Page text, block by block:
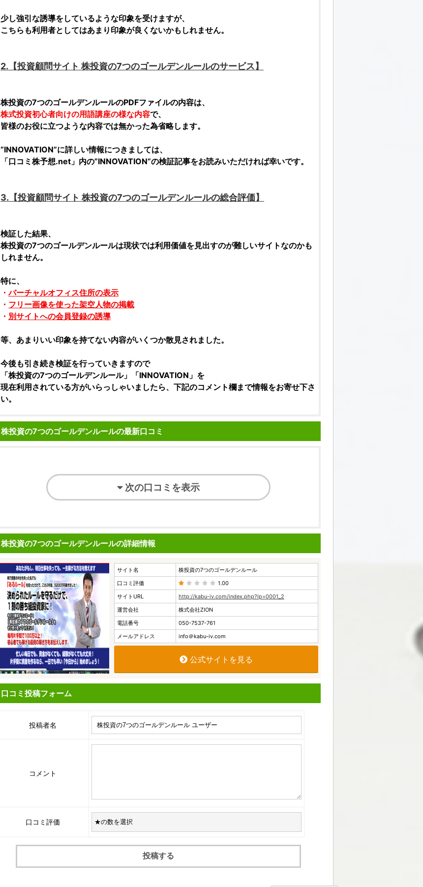
少し強引な誘導をしているような印象を受けますが、
こちらも利用者としてはあまり印象が良くないかもしれません。
2.【投資顧問サイト 株投資の7つのゴールデンルールのサービス】
株投資の7つのゴールデンルールのPDFファイルの内容は、
株式投資初心者向けの用語講座の様な内容で、
皆様のお役に立つような内容では無かった為省略します。
”INNOVATION”に詳しい情報につきましては、
「口コミ株予想.net 」内の”INNOVATION”の検証記事をお読みいただければ幸いです。
3.【投資顧問サイト 株投資の7つのゴールデンルールの総合評価】
検証した結果、
株投資の7つのゴールデンルールは現状では利用価値を見出すのが難しいサイトなのかも
しれません。
特に、
・バーチャルオフィス住所の表示
・ フリー画像を使った架空人物の掲載
・ 別サイトへの会員登録の誘導
等、あまりいい印象を持てない内容がいくつか散見されました。
今後も引き続き検証を行っていきますので
「株投資の7つのゴールデンルール」「INNOVATION 」を
現在利用されている方がいらっしゃいましたら、下記のコメント欄まで情報をお寄せ下さ
い。
株投資の7つのゴールデンルールの最新口コミ
次の口コミを表示
株投資の7つのゴールデンルールの詳細情報
サイト名
株投資の7つのゴールデンルール
口コミ評価
1.00
サイトURL
http://kabu-iv.com/index.php?lp=0001_2
運営会社
株式会社ZION
電話番号
050-7537-761
メールアドレス
info＠kabu-iv.com
公式サイトを見る
口コミ投稿フォーム
投稿者名
コメント
口コミ評価